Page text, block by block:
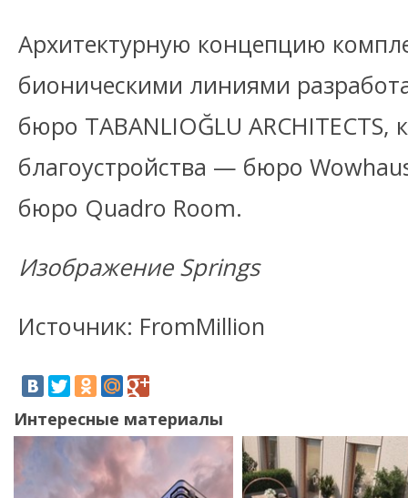
Архитектурную концепцию
бионическими линиями
бюро TABANLIOĞLU
благоустройства — бюро
бюро Quadro Room.
Изображение Springs
Источник: FromMillion
Интересные материалы